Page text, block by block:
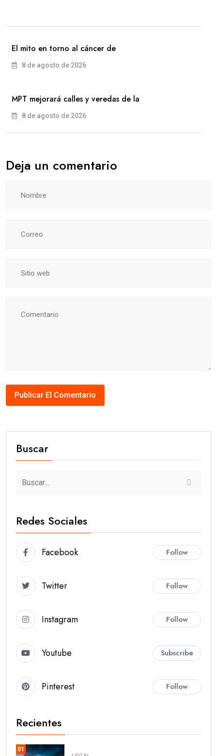
El mito en torno al cáncer de
8 de agosto de 2026
MPT mejorará calles y veredas de la
8 de agosto de 2026
Deja un comentario
Buscar
Redes Sociales
Facebook Follow
Twitter Follow
Instagram Follow
Youtube Subscribe
Pinterest Follow
Recientes
01